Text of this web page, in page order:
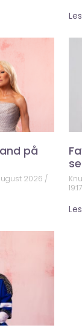
på
2026
19:17